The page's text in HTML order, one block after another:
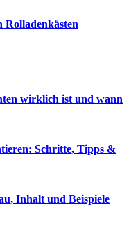
Rolladenkästen
wirklich ist und wann
Schritte, Tipps &
Inhalt und Beispiele